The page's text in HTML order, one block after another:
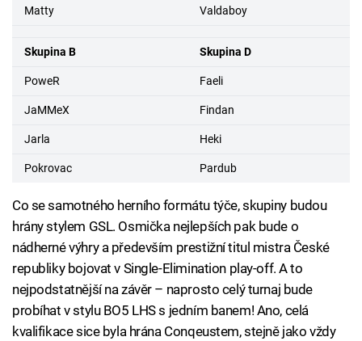
Matty Valdaboy
Skupina B Skupina D
PoweR Faeli
JaMMeX Findan
Jarla Heki
Pokrovac Pardub
Co se samotného herního formátu týče, skupiny budou
hrány stylem GSL. Osmička nejlepších pak bude o
nádherné výhry a především prestižní titul mistra České
republiky bojovat v Single-Elimination play-off. A to
nejpodstatnější na závěr – naprosto celý turnaj bude
probíhat v stylu BO5 LHS s jedním banem! Ano, celá
kvalifikace sice byla hrána Conqeustem, stejně jako vždy